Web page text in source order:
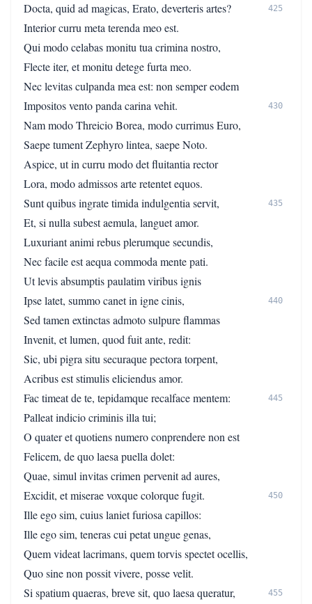
Docta, quid ad magicas, Erato, deverteris artes?
425
Interior curru meta terenda meo est.
Qui modo celabas monitu tua crimina nostro,
Flecte iter, et monitu detege furta meo.
Nec levitas culpanda mea est: non semper eodem
Impositos vento panda carina vehit.
430
Nam modo Threicio Borea, modo currimus Euro,
Saepe tument Zephyro lintea, saepe Noto.
Aspice, ut in curru modo det fluitantia rector
Lora, modo admissos arte retentet equos.
Sunt quibus ingrate timida indulgentia servit,
435
Et, si nulla subest aemula, languet amor.
Luxuriant animi rebus plerumque secundis,
Nec facile est aequa commoda mente pati.
Ut levis absumptis paulatim viribus ignis
Ipse latet, summo canet in igne cinis,
440
Sed tamen extinctas admoto sulpure flammas
Invenit, et lumen, quod fuit ante, redit:
Sic, ubi pigra situ securaque pectora torpent,
Acribus est stimulis eliciendus amor.
Fac timeat de te, tepidamque recalface mentem:
445
Palleat indicio criminis illa tui;
O quater et quotiens numero conprendere non est
Felicem, de quo laesa puella dolet:
Quae, simul invitas crimen pervenit ad aures,
Excidit, et miserae voxque colorque fugit.
450
Ille ego sim, cuius laniet furiosa capillos:
Ille ego sim, teneras cui petat ungue genas,
Quem videat lacrimans, quem torvis spectet ocellis,
Quo sine non possit vivere, posse velit.
Si spatium quaeras, breve sit, quo laesa queratur,
455